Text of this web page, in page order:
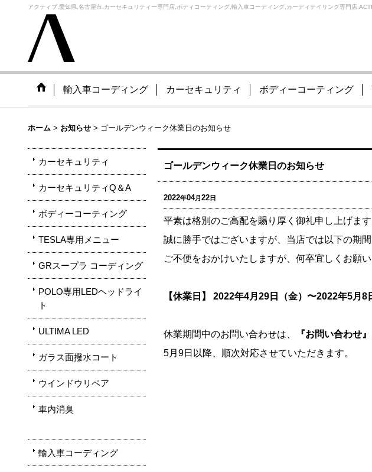
アクティブ,愛知県,名古屋市,カーセキュリティー専門店,ボディコーティング,輸入車コーディング,カーディテイリング専門店
輸入車コーディング カーセキュリティ ボディーコーティング
ホーム > お知らせ > ゴールデンウィーク休業日のお知らせ
カーセキュリティ
カーセキュリティQ＆A
ボディーコーティング
TESLA専用メニュー
GRスープラ コーディング
POLO専用LEDヘッドライ
ト
ULTIMA LED
ガラス面撥水コート
ウインドウリペア
車内消臭
輸入車コーディング
ゴールデンウィーク休業日のお知らせ
2022年04月22日
平素は格別のご高配を賜り厚く御礼申し上げます
誠に勝手ではございますが、当店では以下の期
ご不便をおかけいたしますが、何卒宜しくお願い
【休業日】 2022年4月29日（金）〜2022年5月8
休業期間中のお問い合わせは、 『お問い合わせ』
5月9日以降、順次対応させていただきます。